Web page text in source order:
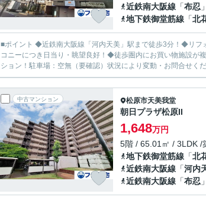
近鉄南大阪線 「布忍
地下鉄御堂筋線 「北
■ポイント ◆近鉄南大阪線「河内天美」駅まで徒歩3分！◆リ
コニーにつき日当り・眺望良好！◆徒歩圏内にお買い物施設
ション！駐車場：空無（要確認）状況により変動・お問合せく
中古マンション 松原市天美我堂
朝日プラザ松原II
1,648万円
5階 / 65.01㎡ / 3LDK /
地下鉄御堂筋線 「北
近鉄南大阪線 「河内
近鉄南大阪線 「布忍